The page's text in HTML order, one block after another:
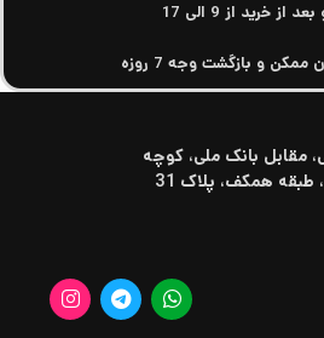
خرید از 9 الی 17
و بازگشت وجه 7 روزه
مقابل بانک ملی، کوچه
طبقه همکف، پلاک 31